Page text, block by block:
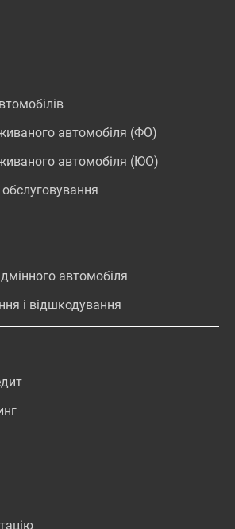
автомобіля (ФО)
автомобіля (ЮО)
автомобіля
і відшкодування